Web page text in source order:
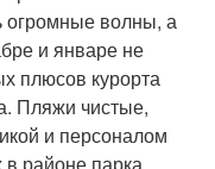
огромные волны, а
и январе не
плюсов курорта
Пляжи чистые,
и персоналом